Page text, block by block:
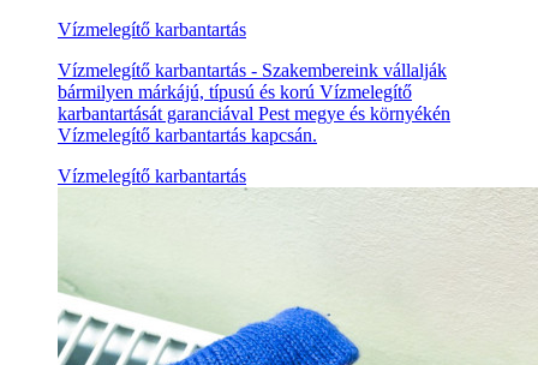
Vízmelegítő karbantartás
Vízmelegítő karbantartás - Szakembereink vállalják
bármilyen márkájú, típusú és korú Vízmelegítő
karbantartását garanciával Pest megye és környékén
Vízmelegítő karbantartás kapcsán.
Vízmelegítő karbantartás